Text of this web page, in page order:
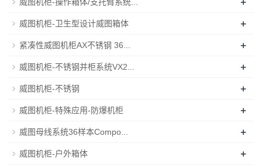
威图机柜-卫生型设计威图箱体 +
紧凑性威图机柜AX不锈钢 36... +
威图机柜-不锈钢并柜系统VX2... +
威图机柜-不锈钢 +
威图机柜-特殊应用-防爆机柜 +
威图母线系统36样本Compo... +
威图机柜-户外箱体 +